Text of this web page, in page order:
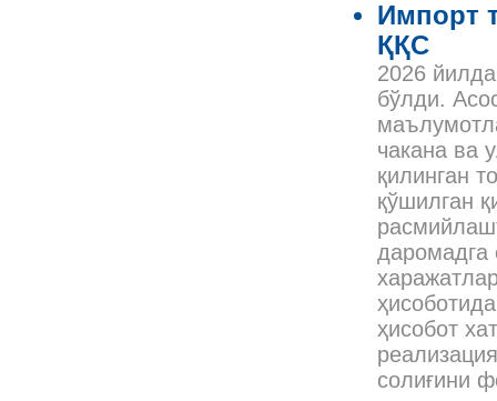
Импорт
ҚҚС
2026
бўлди.
чакана ва
қилинган
қўшилган
даромадга
ҳисобот
солиғини